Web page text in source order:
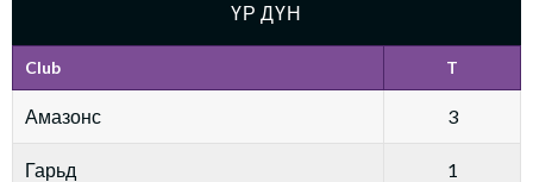
ҮР ДҮН
Club T
Амазонс 3
Гарьд 1